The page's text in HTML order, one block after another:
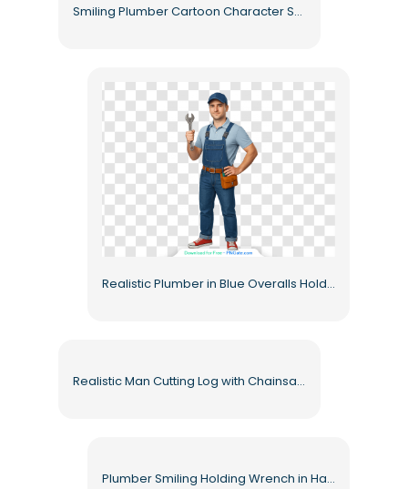
Smiling Plumber Cartoon Character Showing Ok Sign Free PNG
Realistic Plumber in Blue Overalls Holding Wrench Free PNG
Realistic Man Cutting Log with Chainsaw Action Free PNG
Plumber Smiling Holding Wrench in Hand Free PNG